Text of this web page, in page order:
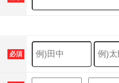
必須